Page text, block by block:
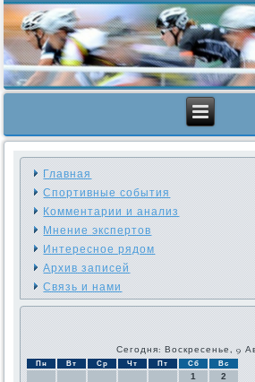
Главная
Спортивные события
Комментарии и анализ
Мнение экспертов
Интересное рядом
Архив записей
Связь и нами
Сегодня: Воскресенье, 9
Пн Вт Ср Чт Пт Сб Вс
1
2